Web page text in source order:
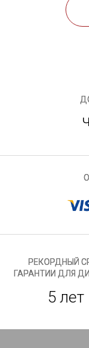
РЕКОРДНЫЙ
ГАРАНТИИ ДЛЯ
5 лет